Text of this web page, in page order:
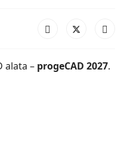
alata – progeCAD 2027.